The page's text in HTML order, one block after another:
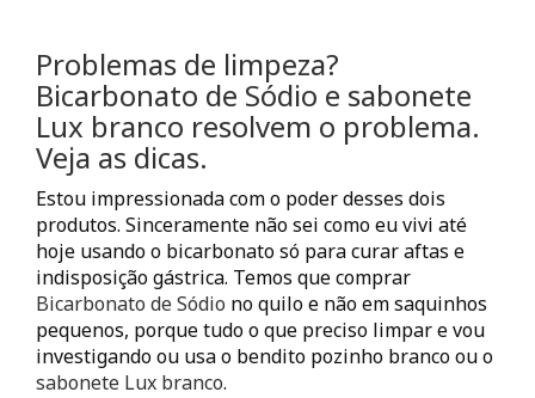
Problemas de limpeza?
Bicarbonato de Sódio e sabonete
Lux branco resolvem o problema.
Veja as dicas.
Estou impressionada com o poder desses dois
produtos. Sinceramente não sei como eu vivi até
hoje usando o bicarbonato só para curar aftas e
indisposição gástrica. Temos que comprar
Bicarbonato de Sódio no quilo e não em saquinhos
pequenos, porque tudo o que preciso limpar e vou
investigando ou usa o bendito pozinho branco ou o
sabonete Lux branco.